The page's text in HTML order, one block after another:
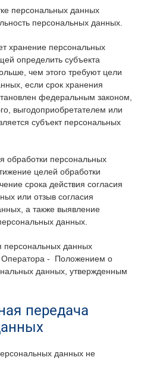
персональных данных
персональных данных.
хранение персональных
определить субъекта
чем этого требуют цели
если срок хранения
федеральным законом,
выгодоприобретателем или
субъект персональных
обработки персональных
целей обработки
срока действия согласия
или отзыв согласия
а также выявление
данных.
персональных данных
Оператора - Положением о
данных, утвержденным
передача
данных не